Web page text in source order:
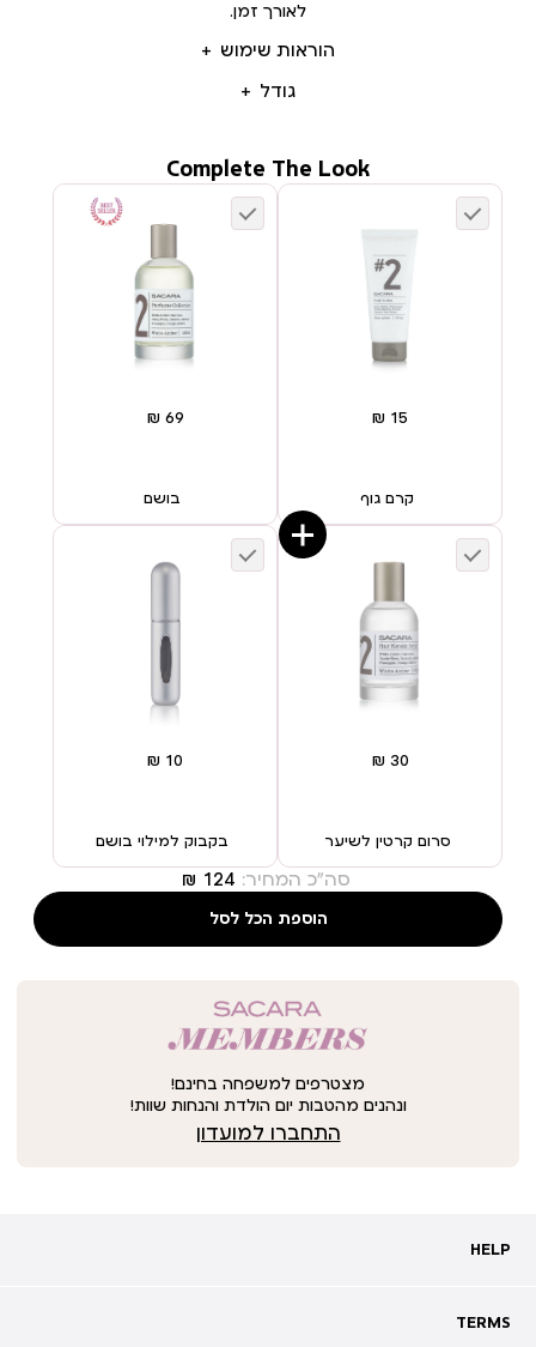
הוראות שימוש
גודל
לאורך זמן.
קרם גוף בושם
סרום קרטין לשיער בקבוק למילוי בושם
Complete The Look
סה"כ המחיר:
הוספת הכל לסל
מצטרפים למשפחה בחינם!
ונהנים מהטבות יום הולדת והנחות שוות!
התחברו למועדון
HELP
HELP
שאלות ותשובות
TERMS
TERMS